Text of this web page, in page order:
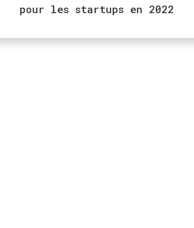
pour les startups en 2022